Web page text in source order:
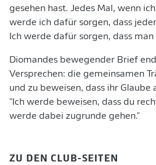
gesehen hast. Jedes Mal, wenn
werde ich dafür sorgen, dass
Ich werde dafür sorgen, dass
Diomandes bewegender Brief
Versprechen: die gemeinsamen
und zu beweisen, dass ihr
"Ich werde beweisen, dass du
werde dabei zugrunde gehen."
ZU DEN CLUB-SEITEN